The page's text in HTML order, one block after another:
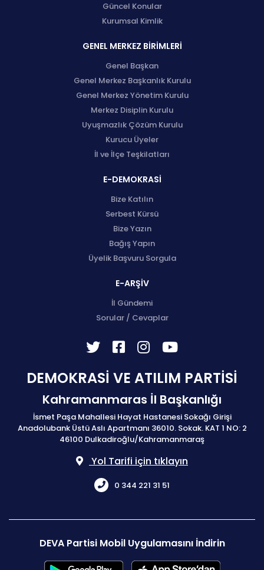
Güncel Konular
Kurumsal Kimlik
GENEL MERKEZ BİRİMLERİ
Genel Başkan
Genel Merkez Başkanlık Kurulu
Genel Merkez Yönetim Kurulu
Merkez Disiplin Kurulu
Uyuşmazlık Çözüm Kurulu
Kurucu Üyeler
İl ve İlçe Teşkilatları
E-DEMOKRASİ
Bize Katılın
Serbest Kürsü
Bize Yazın
Bağış Yapın
Üyelik Başvuru Sorgula
E-ARŞİV
İl Gündemi
Sorular / Cevaplar
DEMOKRASİ VE ATILIM PARTİSİ
Kahramanmaras İl Başkanlığı
İsmet Paşa Mahallesi Hayat Hastanesi Sokağı Girişi
Anadolubank Üstü Aslı Apartmanı 36010. Sokak. KAT 1 NO: 2
46100 Dulkadiroğlu/Kahramanmaraş
Yol Tarifi için tıklayın
0 344 221 31 51
DEVA Partisi Mobil Uygulamasını İndirin